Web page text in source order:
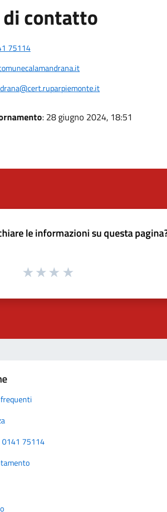
contatto
75114
: 28 giugno 2024, 18:51
le informazioni su questa
0141 75114